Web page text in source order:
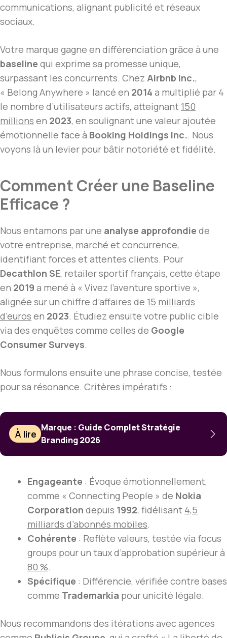
communications, alignant publicité et réseaux
sociaux.
Votre marque gagne en différenciation grâce à une
baseline qui exprime sa promesse unique,
surpassant les concurrents. Chez Airbnb Inc.,
« Belong Anywhere » lancé en 2014 a multiplié par 4
le nombre d’utilisateurs actifs, atteignant 150
millions en 2023, en soulignant une valeur ajoutée
émotionnelle face à Booking Holdings Inc.. Nous
voyons là un levier pour bâtir notoriété et fidélité.
Comment Créer une Baseline
Efficace ?
Nous entamons par une analyse approfondie de
votre entreprise, marché et concurrence,
identifiant forces et attentes clients. Pour
Decathlon SE, retailer sportif français, cette étape
en 2019 a mené à « Vivez l’aventure sportive »,
alignée sur un chiffre d’affaires de 15 milliards
d’euros en 2023. Étudiez ensuite votre public cible
via des enquêtes comme celles de Google
Consumer Surveys.
Nous formulons ensuite une phrase concise, testée
pour sa résonance. Critères impératifs :
À lire
Marque : Guide Complet Stratégie
Branding 2026
Engageante : Évoque émotionnellement,
comme « Connecting People » de Nokia
Corporation depuis 1992, fidélisant 4,5
milliards d’abonnés mobiles.
Cohérente : Reflète valeurs, testée via focus
groups pour un taux d’approbation supérieur à
80 %.
Spécifique : Différencie, vérifiée contre bases
comme Trademarkia pour unicité légale.
Nous recommandons des itérations avec agences